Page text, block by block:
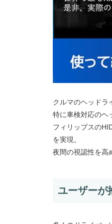
クルマのヘッドラ
特に車検対応のヘ
フィリップスの
を実現。
夜間の視認性を高
ユーザーが